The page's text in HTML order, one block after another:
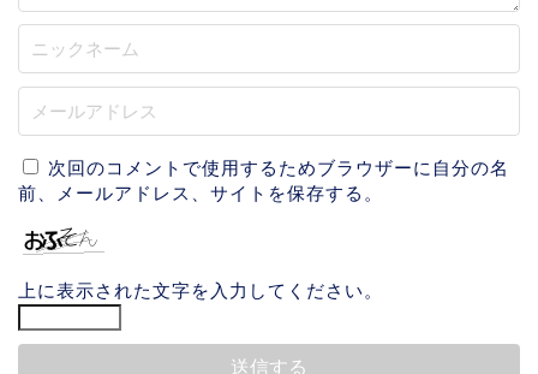
次回のコメントで使用するためブラウザーに自分の名
前、メールアドレス、サイトを保存する。
上に表示された文字を入力してください。